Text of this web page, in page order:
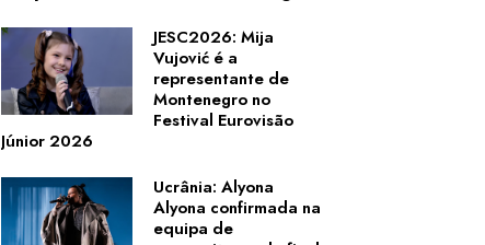
JESC2026: Mija
Vujović é a
representante de
Montenegro no
Festival Eurovisão
Júnior 2026
Ucrânia: Alyona
Alyona confirmada na
equipa de